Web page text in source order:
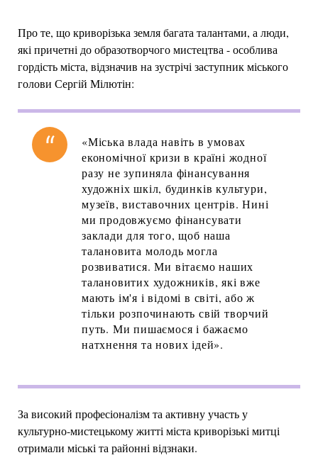
Про те, що криворізька земля багата талантами, а люди,
які причетні до образотворчого мистецтва - особлива
гордість міста, відзначив на зустрічі заступник міського
голови Сергій Мілютін:
«Міська влада навіть в умовах
економічної кризи в країні жодної
разу не зупиняла фінансування
художніх шкіл, будинків культури,
музеїв, виставочних центрів. Нині
ми продовжуємо фінансувати
заклади для того, щоб наша
талановита молодь могла
розвиватися. Ми вітаємо наших
талановитих художників, які вже
мають ім'я і відомі в світі, або ж
тільки розпочинають свій творчий
путь. Ми пишаємося і бажаємо
натхнення та нових ідей».
За високий професіоналізм та активну участь у
культурно-мистецькому житті міста криворізькі митці
отримали міські та районні відзнаки.